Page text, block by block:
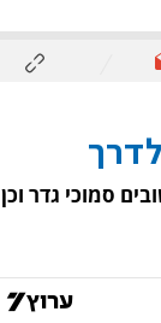
סמוכי גדר וכן